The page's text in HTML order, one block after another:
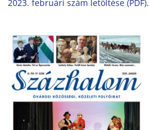
2023. februári szám letöltése (PDF).